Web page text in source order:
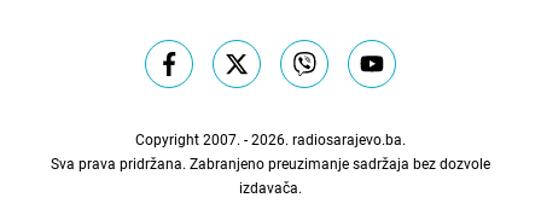
Copyright 2007. - 2026. radiosarajevo.ba.
Sva prava pridržana. Zabranjeno preuzimanje sadržaja bez dozvole
izdavača.